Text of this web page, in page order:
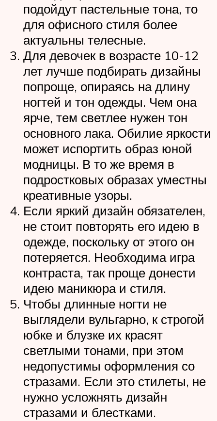
подойдут пастельные тона, то
для офисного стиля более
актуальны телесные.
Для девочек в возрасте 10-12
лет лучше подбирать дизайны
попроще, опираясь на длину
ногтей и тон одежды. Чем она
ярче, тем светлее нужен тон
основного лака. Обилие яркости
может испортить образ юной
модницы. В то же время в
подростковых образах уместны
креативные узоры.
Если яркий дизайн обязателен,
не стоит повторять его идею в
одежде, поскольку от этого он
потеряется. Необходима игра
контраста, так проще донести
идею маникюра и стиля.
Чтобы длинные ногти не
выглядели вульгарно, к строгой
юбке и блузке их красят
светлыми тонами, при этом
недопустимы оформления со
стразами. Если это стилеты, не
нужно усложнять дизайн
стразами и блестками.